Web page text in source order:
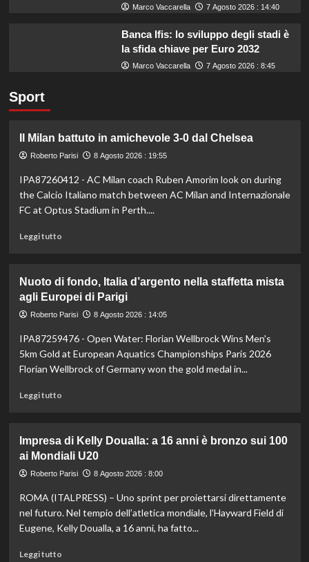
Marco Vaccarella 7 Agosto 2026 : 14:40
Banca Ifis: lo sviluppo degli stadi è
la sfida chiave per Euro 2032
Marco Vaccarella 7 Agosto 2026 : 8:45
Sport
Il Milan battuto in amichevole 3-0 dal Chelsea
Roberto Parisi 8 Agosto 2026 : 19:55
IPA87260412 - AC Milan coach Ruben Amorim look on during
the Calcio Italiano match between AC Milan and Internazionale
FC at Optus Stadium in Perth....
Leggi tuttoLeggi
Il
Milan
battuto
amichevole
3-
0
Nuoto di fondo, Italia d’argento nella staffetta mista
agli Europei di Parigi
Roberto Parisi 8 Agosto 2026 : 14:05
IPA87259476 - Open Water: Florian Wellbrock Wins Men's
5km Gold at European Aquatics Championships Paris 2026
Florian Wellbrock of Germany won the gold medal in...
Leggi tuttoLeggi
Nuoto
di
fondo,
d’argento
nella
staffetta
Impresa di Kelly Doualla: a 16 anni è bronzo sui 100
ai Mondiali U20
Roberto Parisi 8 Agosto 2026 : 8:00
ROMA (ITALPRESS) – Uno sprint per proiettarsi direttamente
nel futuro. Nel tempio dell’atletica mondiale, l’Hayward Field di
Eugene, Kelly Doualla, a 16 anni, ha fatto...
Leggi tuttoLeggi